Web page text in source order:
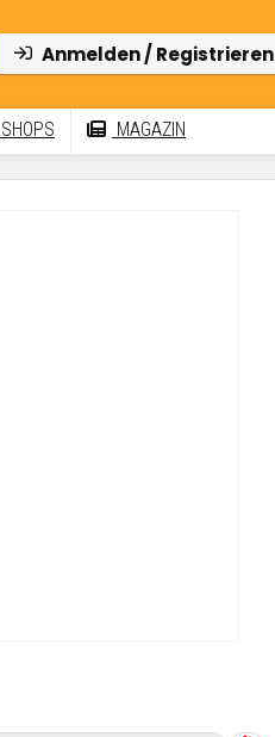
Anmelden / Registrieren
SHOPS MAGAZIN